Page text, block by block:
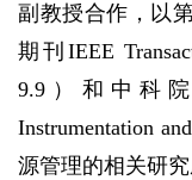
副教授合作，以
期刊IEEE
9.9）和中科院
Instrumentation
源管理的相关研究